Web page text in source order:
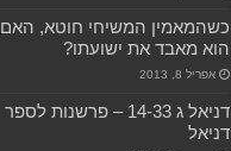
כשהמאמין המשיחי חוטא, האם
הוא מאבד את ישועתו?
אפריל 8, 2013
דניאל ג 14-33 – פרשנות לספר
דניאל